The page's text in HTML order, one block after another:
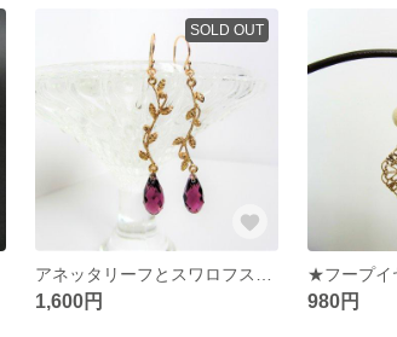
SOLD OUT
1,600円 980円